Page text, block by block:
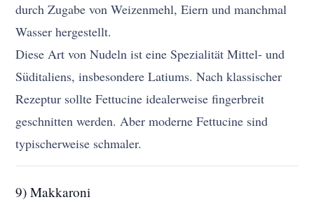
durch Zugabe von Weizenmehl, Eiern und manchmal
Wasser hergestellt.
Diese Art von Nudeln ist eine Spezialität Mittel- und
Süditaliens, insbesondere Latiums. Nach klassischer
Rezeptur sollte Fettucine idealerweise fingerbreit
geschnitten werden. Aber moderne Fettucine sind
typischerweise schmaler.
9) Makkaroni